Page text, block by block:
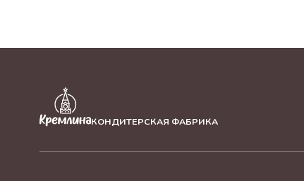
АССОРТИ КРЕМЛИНА МОСКВА
АССОРТИ "МОСКОВСКИЕ ТАЙНЫ",
240Г
КОНДИТЕРСКАЯ ФАБРИКА